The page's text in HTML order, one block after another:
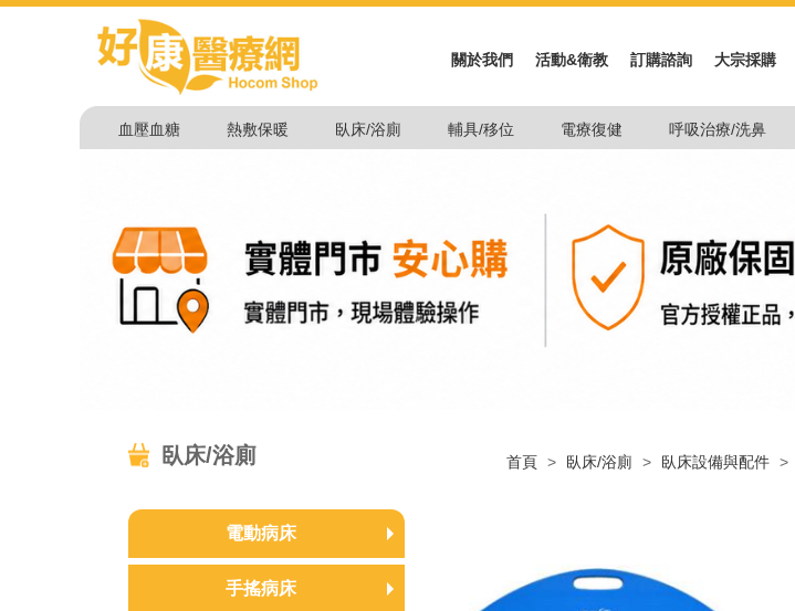
關於我們 活動&衛教 訂購諮詢 大宗採購
血壓血糖 熱敷保暖 臥床/浴廁 輔具/移位 電療復健 呼吸治療/洗鼻
臥床/浴廁 首頁 > 臥床/浴廁 > 臥床設備與配件 >
電動病床
康元電動病床手搖病床